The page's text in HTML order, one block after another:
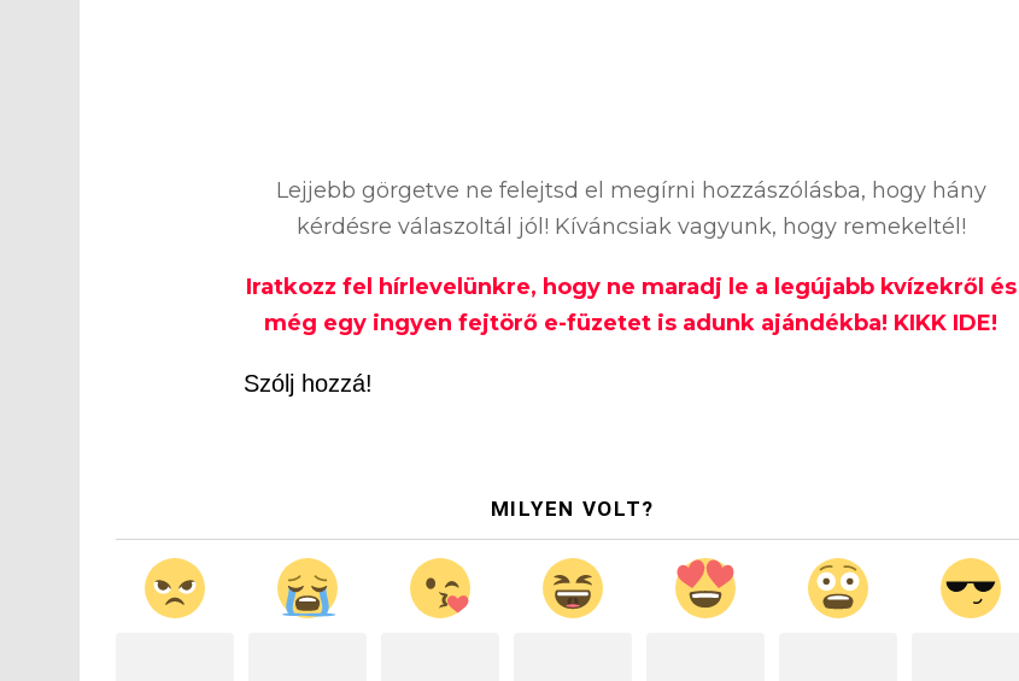
Lejjebb görgetve ne felejtsd el megírni hozzászólásba, hogy hány
kérdésre válaszoltál jól! Kíváncsiak vagyunk, hogy remekeltél!
Iratkozz fel hírlevelünkre, hogy ne maradj le a legújabb kvízekről és
még egy ingyen fejtörő e-füzetet is adunk ajándékba! KIKK IDE!
Szólj hozzá!
MILYEN VOLT?